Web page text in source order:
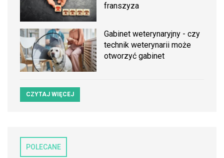
franszyza
Gabinet weterynaryjny - czy
technik weterynarii może
otworzyć gabinet
CZYTAJ WIĘCEJ
POLECANE